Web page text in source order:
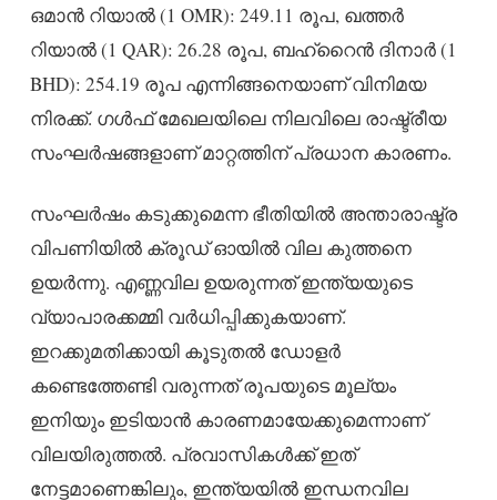
ഒമാൻ റിയാൽ (1 OMR): 249.11 രൂപ, ഖത്തർ
റിയാൽ (1 QAR): 26.28 രൂപ, ബഹ്റൈൻ ദിനാർ (1
BHD): 254.19 രൂപ എന്നിങ്ങനെയാണ് വിനിമയ
നിരക്ക്. ഗൾഫ് മേഖലയിലെ നിലവിലെ രാഷ്ട്രീയ
സംഘർഷങ്ങളാണ് മാറ്റത്തിന് പ്രധാന കാരണം.
സംഘർഷം കടുക്കുമെന്ന ഭീതിയിൽ അന്താരാഷ്ട്ര
വിപണിയിൽ ക്രൂഡ് ഓയിൽ വില കുത്തനെ
ഉയർന്നു. എണ്ണവില ഉയരുന്നത് ഇന്ത്യയുടെ
വ്യാപാരക്കമ്മി വർധിപ്പിക്കുകയാണ്.
ഇറക്കുമതിക്കായി കൂടുതൽ ഡോളർ
കണ്ടെത്തേണ്ടി വരുന്നത് രൂപയുടെ മൂല്യം
ഇനിയും ഇടിയാൻ കാരണമായേക്കുമെന്നാണ്
വിലയിരുത്തൽ. പ്രവാസികൾക്ക് ഇത്
നേട്ടമാണെങ്കിലും, ഇന്ത്യയിൽ ഇന്ധനവില